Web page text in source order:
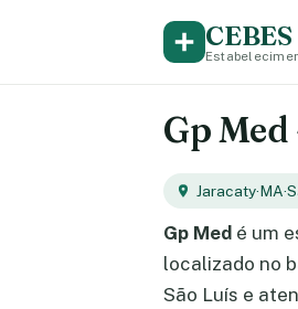
CEBES
Gp
Jaracaty·MA·
Gp Med é um
localizado no
São Luís e